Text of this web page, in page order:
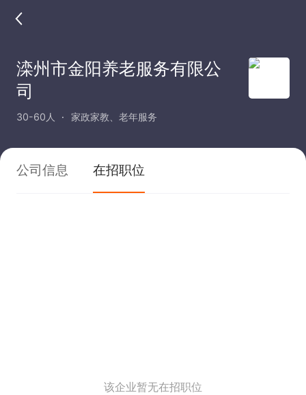
滦州市金阳养老服务有限公
司
30-60人 家政家教、老年服务
公司信息 在招职位
该企业暂无在招职位